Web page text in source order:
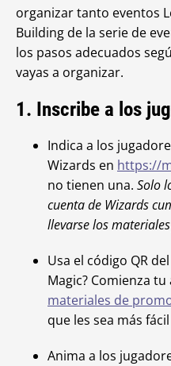
organizar tanto eventos
Building de la serie de
los pasos adecuados
vayas a organizar.
1. Inscribe a los
Indica a los
Wizards en https://
no tienen una. Solo
cuenta de Wizards
llevarse los
Usa el código QR
Magic? Comienza
materiales de
que les sea más
Anima a los